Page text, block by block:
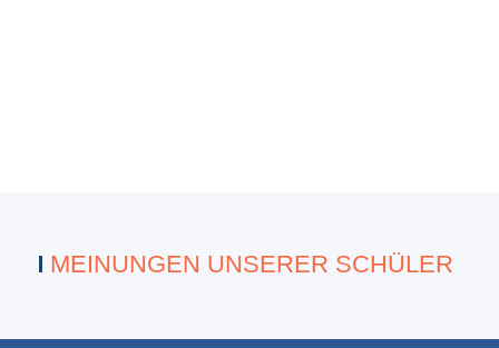
MEINUNGEN UNSERER SCHÜLER